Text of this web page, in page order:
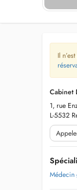
Il
Cabinet
1, rue
L-5532
Médecin